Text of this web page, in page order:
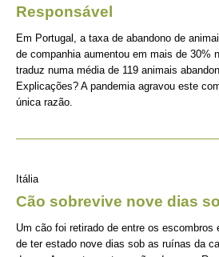
Responsável
Em Portugal, a taxa de abandono de
de companhia aumentou em mais de 30%
traduz numa média de 119 animais
Explicações? A pandemia agravou este
única razão.
Itália
Cão sobrevive nove dias
Um cão foi retirado de entre os escombros
de ter estado nove dias sob as ruínas da